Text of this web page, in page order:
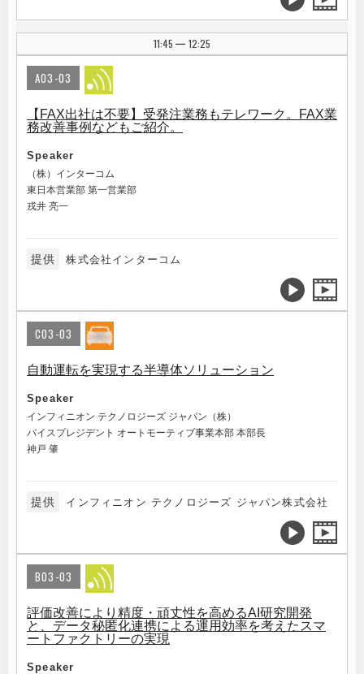
11:45 | 12:25
A03-03
【FAX出社は不要】受発注業務もテレワーク。FAX業
務改善事例などもご紹介。
Speaker
（株）インターコム
東日本営業部 第一営業部
戎井 亮一
提供 株式会社インターコム
C03-03
自動運転を実現する半導体ソリューション
Speaker
インフィニオン テクノロジーズ ジャパン（株）
バイスプレジデント オートモーティブ事業本部 本部長
神戸 肇
提供 インフィニオン テクノロジーズ ジャパン株式会社
B03-03
評価改善により精度・頑丈性を高めるAI研究開発
と、データ秘匿化連携による運用効率を考えたスマ
ートファクトリーの実現
Speaker